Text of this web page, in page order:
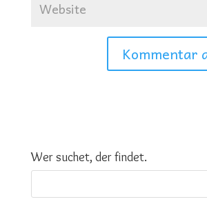
Wer suchet, der findet.